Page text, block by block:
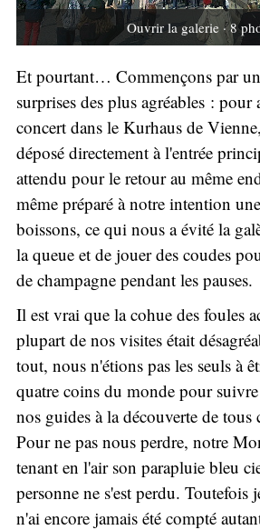
Ouvrir la galerie · 8
Et pourtant… Commençons par
surprises des plus agréables : pour
concert dans le Kurhaus de
déposé directement à l'entrée
attendu pour le retour au même
même préparé à notre intention
boissons, ce qui nous a évité la
la queue et de jouer des coudes
de champagne pendant les pauses.
Il est vrai que la cohue des foules
plupart de nos visites était
tout, nous n'étions pas les seuls à
quatre coins du monde pour
nos guides à la découverte de tous
Pour ne pas nous perdre, notre
tenant en l'air son parapluie bleu
personne ne s'est perdu. Toutefois
n'ai encore jamais été compté